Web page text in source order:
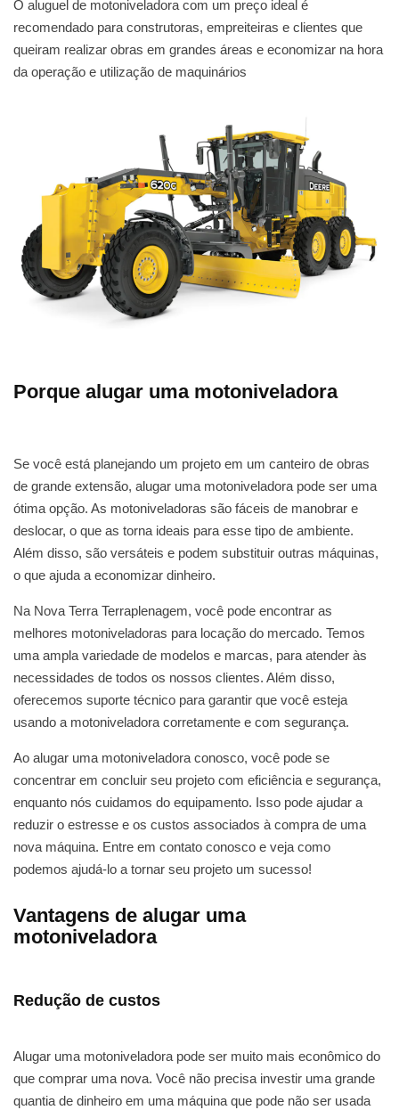
O aluguel de motoniveladora com um preço ideal é
recomendado para construtoras, empreiteiras e clientes que
queiram realizar obras em grandes áreas e economizar na hora
da operação e utilização de maquinários
Porque alugar uma motoniveladora
Se você está planejando um projeto em um canteiro de obras
de grande extensão, alugar uma motoniveladora pode ser uma
ótima opção. As motoniveladoras são fáceis de manobrar e
deslocar, o que as torna ideais para esse tipo de ambiente.
Além disso, são versáteis e podem substituir outras máquinas,
o que ajuda a economizar dinheiro.
Na Nova Terra Terraplenagem, você pode encontrar as
melhores motoniveladoras para locação do mercado. Temos
uma ampla variedade de modelos e marcas, para atender às
necessidades de todos os nossos clientes. Além disso,
oferecemos suporte técnico para garantir que você esteja
usando a motoniveladora corretamente e com segurança.
Ao alugar uma motoniveladora conosco, você pode se
concentrar em concluir seu projeto com eficiência e segurança,
enquanto nós cuidamos do equipamento. Isso pode ajudar a
reduzir o estresse e os custos associados à compra de uma
nova máquina. Entre em contato conosco e veja como
podemos ajudá-lo a tornar seu projeto um sucesso!
Vantagens de alugar uma
motoniveladora
Redução de custos
Alugar uma motoniveladora pode ser muito mais econômico do
que comprar uma nova. Você não precisa investir uma grande
quantia de dinheiro em uma máquina que pode não ser usada